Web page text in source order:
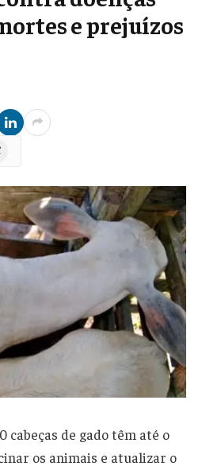
e prejuízos
cabeças de gado têm até o
os animais e atualizar o